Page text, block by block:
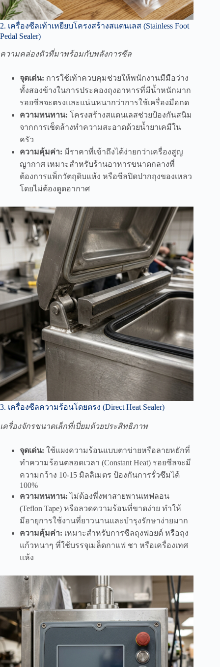
2. เครื่องซีลเท้าเหยียบโครงสร้างสแตนเลส (Stainless Foot
Pedal Sealer)
ความคล่องตัวที่มาพร้อมกับพลังการซีล
จุดเด่น: การใช้เท้าควบคุมช่วยให้พนักงานมีมือว่าง
ทั้งสองข้างในการประคองถุงอาหารที่มีน้ำหนักมาก
รอยซีลจะตรงและแน่นหนากว่าการใช้เครื่องมือกด
ความทนทาน: โครงสร้างสแตนเลสช่วยป้องกันสนิม
จากการเช็ดล้างทำความสะอาดด้วยน้ำยาเคมีใน
ครัว
ความคุ้มค่า: มีราคาที่เข้าถึงได้ง่ายกว่าเครื่องสูญ
ญากาศ เหมาะสำหรับร้านอาหารขนาดกลางที่
ต้องการแพ็กวัตถุดิบแห้ง หรือซีลปิดปากถุงของเหลว
โดยไม่ต้องดูดอากาศ
3. เครื่องซีลความร้อนโดยตรง (Direct Heat Sealer)
เครื่องจักรขนาดเล็กที่เปี่ยมด้วยประสิทธิภาพ
จุดเด่น: ใช้แผงความร้อนแบบตาข่ายหรือลายหยักที่
ทำความร้อนตลอดเวลา (Constant Heat) รอยซีลจะมี
ความกว้าง 10-15 มิลลิเมตร ป้องกันการรั่วซึมได้
100%
ความทนทาน: ไม่ต้องพึ่งพาสายพานเทฟลอน
(Teflon Tape) หรือลวดความร้อนที่ขาดง่าย ทำให้
มีอายุการใช้งานที่ยาวนานและบำรุงรักษาง่ายมาก
ความคุ้มค่า: เหมาะสำหรับการซีลถุงฟอยด์ หรือถุง
แก้วหนาๆ ที่ใช้บรรจุเมล็ดกาแฟ ชา หรือเครื่องเทศ
แห้ง